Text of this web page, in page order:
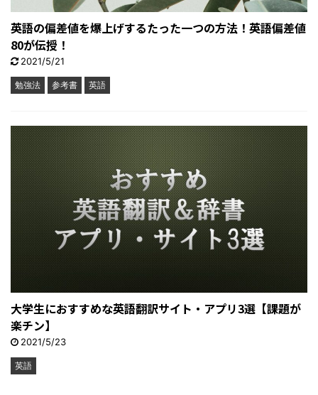
英語の偏差値を爆上げするたった一つの方法！英語偏差値
80が伝授！
2021/5/21
勉強法 参考書 英語
大学生におすすめな英語翻訳サイト・アプリ3選【課題が
楽チン】
2021/5/23
英語